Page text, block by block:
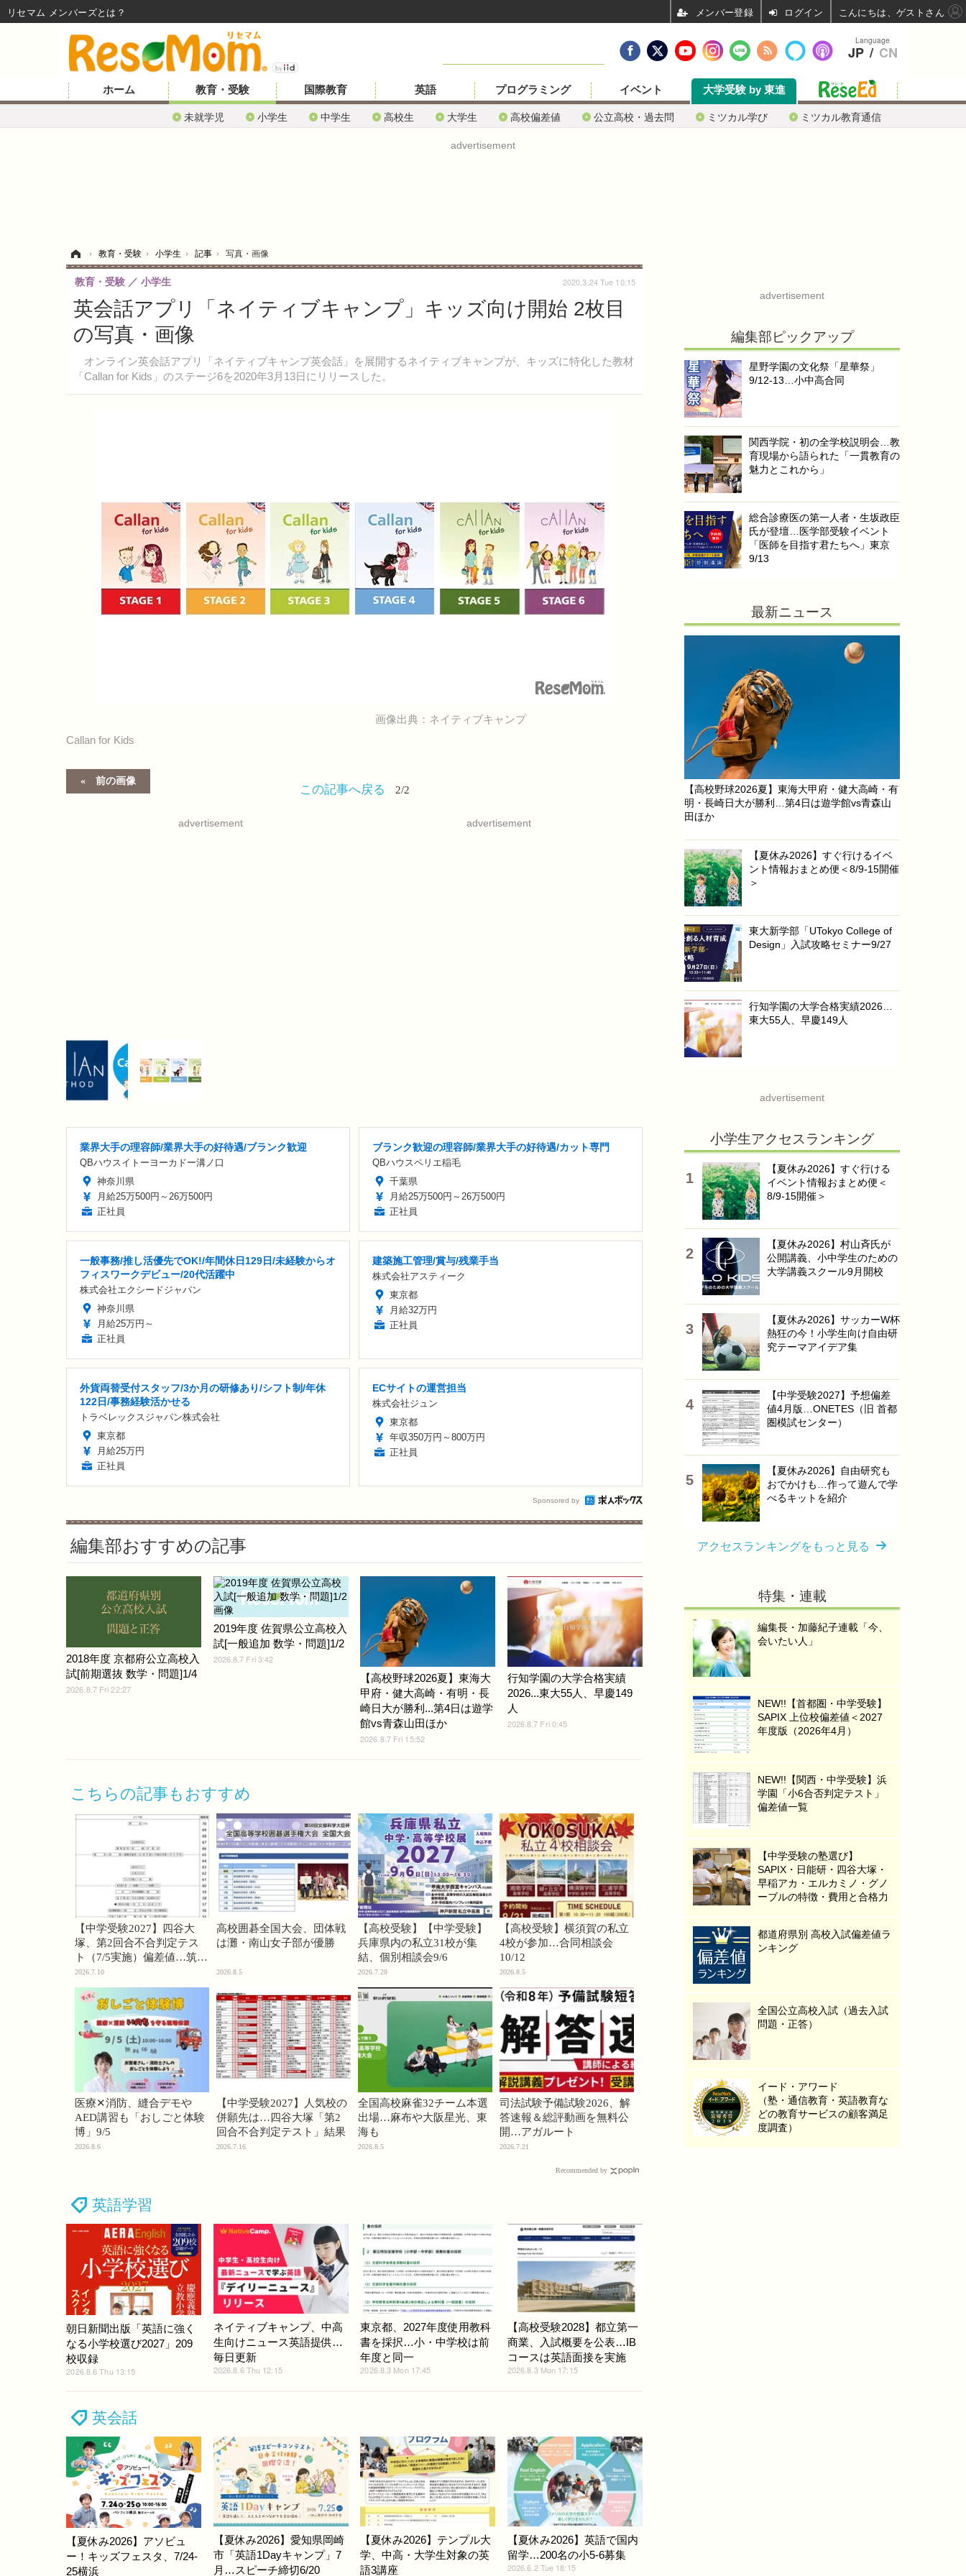
ホーム 教育・受験
未就学児 小学生 中学生 高校生 大学生 高校偏差値 公立高校・過去問 ミツカル学び ミツカル教育通信
国際教育 英語 プログラミング イベント 大学受験 by 東進
advertisement
› 教育・受験 › 小学生 › 記事 › 写真・画像
英会話アプリ「ネイティブキャンプ」キッズ向け開始 2枚目
の写真・画像
オンライン英会話アプリ「ネイティブキャンプ英会話」を展開するネイティブキャンプが、キッズに特化した教材
「Callan for Kids」のステージ6を2020年3月13日にリリースした。
教育・受験 小学生 2020.3.24 Tue 10:15
画像出典：ネイティブキャンプ
Callan for Kids
前の画像
この記事へ戻る 2/2
advertisement advertisement
業界大手の理容師/業界大手の好待遇/ブランク歓迎
QBハウスイトーヨーカドー溝ノ口
神奈川県
月給25万500円～26万500円
正社員
ブランク歓迎の理容師/業界大手の好待遇/カット専門
QBハウスペリエ稲毛
千葉県
月給25万500円～26万500円
正社員
一般事務/推し活優先でOK!/年間休日129日/未経験からオ
フィスワークデビュー/20代活躍中
株式会社エクシードジャパン
神奈川県
月給25万円～
正社員
建築施工管理/賞与/残業手当
株式会社アスティーク
東京都
月給32万円
正社員
外貨両替受付スタッフ/3か月の研修あり/シフト制/年休
122日/事務経験活かせる
トラベレックスジャパン株式会社
東京都
月給25万円
正社員
ECサイトの運営担当
株式会社ジュン
東京都
年収350万円～800万円
正社員
Sponsored by
編集部おすすめの記事
2018年度 京都府公立高校入
試[前期選抜 数学・問題]1/4
2026.8.7 Fri 22:27
2019年度 佐賀県公立高校入
試[一般追加 数学・問題]1/2
2026.8.7 Fri 3:42
【高校野球2026夏】東海大
甲府・健大高崎・有明・長
崎日大が勝利...第4日は遊学
館vs青森山田ほか
2026.8.7 Fri 15:52
行知学園の大学合格実績
2026...東大55人、早慶149
人
2026.8.7 Fri 0:45
こちらの記事もおすすめ
【中学受験2027】四谷大
塚、第2回合不合判定テス
ト（7/5実施）偏差値…筑駒
74・桜蔭70＜PR＞
2026.7.10
高校囲碁全国大会、団体戦
は灘・南山女子部が優勝
2026.8.5
【高校受験】【中学受験】
兵庫県内の私立31校が集
結、個別相談会9/6
2026.7.28
【高校受験】横須賀の私立
4校が参加…合同相談会
10/12
2026.8.5
医療✕消防、縫合デモや
AED講習も「おしごと体験
博」9/5
2026.8.6
【中学受験2027】人気校の
併願先は…四谷大塚「第2
回合不合判定テスト」結果
2026.7.16
全国高校麻雀32チーム本選
出場…麻布や大阪星光、東
海も
2026.8.5
司法試験予備試験2026、解
答速報＆総評動画を無料公
開…アガルート
2026.7.21
Recommended by
英語学習
朝日新聞出版「英語に強く
なる小学校選び2027」209
校収録
2026.8.6 Thu 13:15
ネイティブキャンプ、中高
生向けニュース英語提供…
毎日更新
2026.8.6 Thu 12:15
東京都、2027年度使用教科
書を採択…小・中学校は前
年度と同一
2026.8.3 Mon 17:45
【高校受験2028】都立第一
商業、入試概要を公表…IB
コースは英語面接を実施
2026.8.3 Mon 17:15
英会話
【夏休み2026】アソビュ
ー！キッズフェスタ、7/24-
25横浜
【夏休み2026】愛知県岡崎
市「英語1Dayキャンプ」7
月…スピーチ締切6/20
【夏休み2026】テンプル大
学、中高・大学生対象の英
語3講座
【夏休み2026】英語で国内
留学…200名の小5-6募集
2026.6.2 Tue 18:15
advertisement
編集部ピックアップ
星野学園の文化祭「星華祭」
9/12-13…小中高合同
関西学院・初の全学校説明会…教
育現場から語られた「一貫教育の
魅力とこれから」
総合診療医の第一人者・生坂政臣
氏が登壇…医学部受験イベント
「医師を目指す君たちへ」東京
9/13
最新ニュース
【高校野球2026夏】東海大甲府・健大高崎・有
明・長崎日大が勝利…第4日は遊学館vs青森山
田ほか
【夏休み2026】すぐ行けるイベ
ント情報おまとめ便＜8/9-15開催
＞
東大新学部「UTokyo College of
Design」入試攻略セミナー9/27
行知学園の大学合格実績2026…
東大55人、早慶149人
advertisement
小学生アクセスランキング
【夏休み2026】すぐ行ける
イベント情報おまとめ便＜
8/9-15開催＞
【夏休み2026】村山斉氏が
公開講義、小中学生のための
大学講義スクール9月開校
【夏休み2026】サッカーW杯
熱狂の今！小学生向け自由研
究テーマアイデア集
【中学受験2027】予想偏差
値4月版…ONETES（旧 首都
圏模試センター）
【夏休み2026】自由研究も
おでかけも…作って遊んで学
べるキットを紹介
アクセスランキングをもっと見る
特集・連載
編集長・加藤紀子連載「今、
会いたい人」
NEW!!【首都圏・中学受験】
SAPIX 上位校偏差値＜2027
年度版（2026年4月）
NEW!!【関西・中学受験】浜
学園「小6合否判定テスト」
偏差値一覧
【中学受験の塾選び】
SAPIX・日能研・四谷大塚・
早稲アカ・エルカミノ・グノ
ーブルの特徴・費用と合格力
都道府県別 高校入試偏差値ラ
ンキング
全国公立高校入試（過去入試
問題・正答）
イード・アワード
（塾・通信教育・英語教育な
どの教育サービスの顧客満足
度調査）
Language
JP / CN
リセマム メンバーズ ログイン こんにちは、ゲストさん